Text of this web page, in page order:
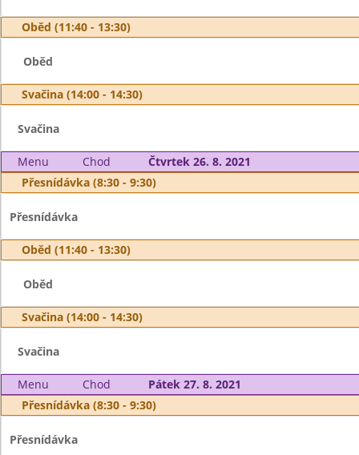
Oběd (11:40 - 13:30)
Oběd
Svačina (14:00 - 14:30)
Svačina
Menu Chod
Čtvrtek 26. 8. 2021
Přesnídávka (8:30 - 9:30)
Přesnídávka
Oběd (11:40 - 13:30)
Oběd
Svačina (14:00 - 14:30)
Svačina
Menu Chod
Pátek 27. 8. 2021
Přesnídávka (8:30 - 9:30)
Přesnídávka